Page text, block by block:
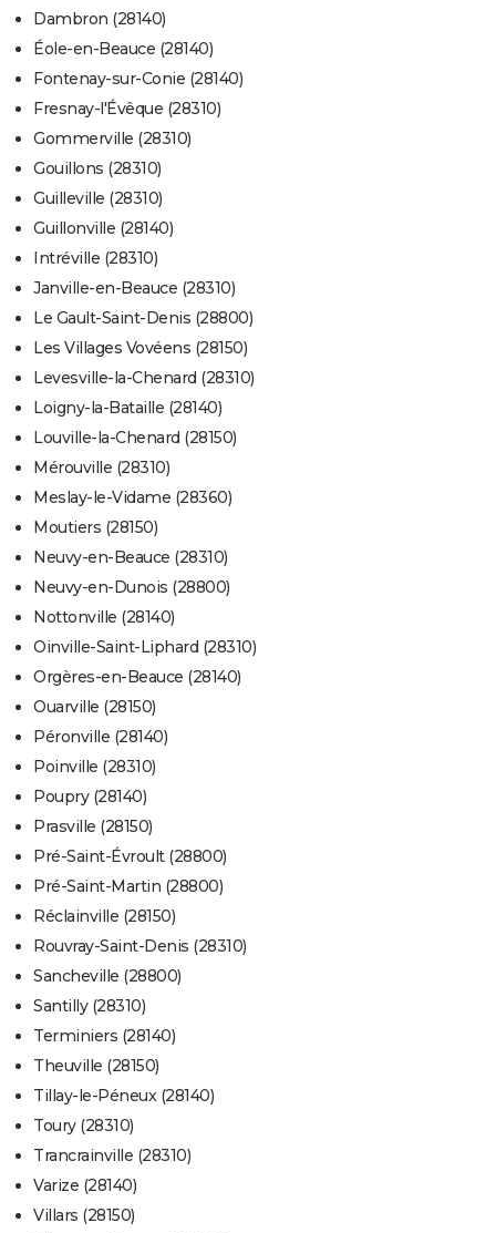
Dambron (28140)
Éole-en-Beauce (28140)
Fontenay-sur-Conie (28140)
Fresnay-l'Évêque (28310)
Gommerville (28310)
Gouillons (28310)
Guilleville (28310)
Guillonville (28140)
Intréville (28310)
Janville-en-Beauce (28310)
Le Gault-Saint-Denis (28800)
Les Villages Vovéens (28150)
Levesville-la-Chenard (28310)
Loigny-la-Bataille (28140)
Louville-la-Chenard (28150)
Mérouville (28310)
Meslay-le-Vidame (28360)
Moutiers (28150)
Neuvy-en-Beauce (28310)
Neuvy-en-Dunois (28800)
Nottonville (28140)
Oinville-Saint-Liphard (28310)
Orgères-en-Beauce (28140)
Ouarville (28150)
Péronville (28140)
Poinville (28310)
Poupry (28140)
Prasville (28150)
Pré-Saint-Évroult (28800)
Pré-Saint-Martin (28800)
Réclainville (28150)
Rouvray-Saint-Denis (28310)
Sancheville (28800)
Santilly (28310)
Terminiers (28140)
Theuville (28150)
Tillay-le-Péneux (28140)
Toury (28310)
Trancrainville (28310)
Varize (28140)
Villars (28150)